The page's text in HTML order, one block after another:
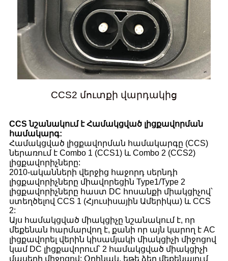
CCS2 մուտքի վարդակից
CCS նշանակում է Համակցված լիցքավորման
համակարգ:
Համակցված լիցքավորման համակարգը (CCS)
ներառում է Combo 1 (CCS1) և Combo 2 (CCS2)
լիցքավորիչները:
2010-ականների վերջից հաջորդ սերնդի
լիցքավորիչները միավորեցին Type1/Type 2
լիցքավորիչները հաստ DC հոսանքի միակցիչով՝
ստեղծելով CCS 1 (Հյուսիսային Ամերիկա) և CCS
2:
Այս համակցված միակցիչը նշանակում է, որ
մեքենան հարմարվող է, քանի որ այն կարող է AC
լիցքավորել վերին կիսամյակի միակցիչի միջոցով
կամ DC լիցքավորում՝ 2 համակցված միակցիչի
մասերի միջոցով: Օրինակ, եթե ձեր մեքենայում